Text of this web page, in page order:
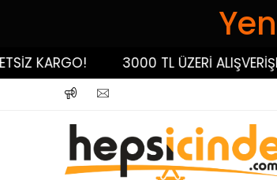
KARGO! 3000 TL ÜZERİ